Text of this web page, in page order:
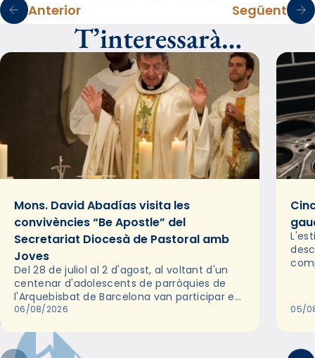
Anterior Següent
T’interessarà…
Mons. David Abadías visita les
convivències “Be Apostle” del
Secretariat Diocesà de Pastoral amb
Joves
Del 28 de juliol al 2 d'agost, al voltant d'un
centenar d'adolescents de parròquies de
l'Arquebisbat de Barcelona van participar en
les convivències Be Apostle, organitzades
06/08/2026 05/